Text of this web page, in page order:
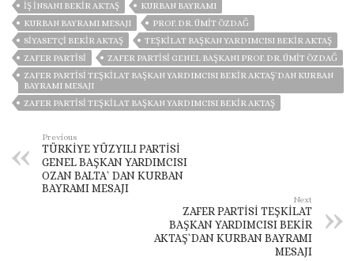
IŞ INSANI BEKIR AKTAŞ
KURBAN BAYRAMI
KURBAN BAYRAMI MESAJI
PROF. DR. ÜMIT ÖZDAĞ
SIYASETÇI BEKIR AKTAŞ
TEŞKILAT BAŞKAN YARDIMCISI BEKIR AKTAŞ
ZAFER PARTİSİ
ZAFER PARTISI GENEL BAŞKANI PROF. DR. ÜMIT ÖZDAĞ
ZAFER PARTİSİ TEŞKİLAT BAŞKAN YARDIMCISI BEKİR AKTAŞ`DAN KURBAN
BAYRAMI MESAJI
ZAFER PARTISI TEŞKILAT BAŞKAN YARDIMCISI BEKIR AKTAŞ
Previous
TÜRKİYE YÜZYILI PARTİSİ
GENEL BAŞKAN YARDIMCISI
OZAN BALTA` DAN KURBAN
BAYRAMI MESAJI
Next
ZAFER PARTİSİ TEŞKİLAT
BAŞKAN YARDIMCISI BEKİR
AKTAŞ`DAN KURBAN BAYRAMI
MESAJI